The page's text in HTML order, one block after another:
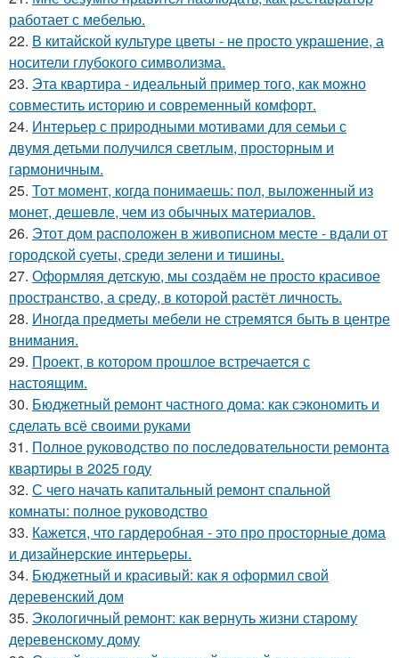
работает с мебелью.
22. В китайской культуре цветы - не просто украшение, а
носители глубокого символизма.
23. Эта квартира - идеальный пример того, как можно
совместить историю и современный комфорт.
24. Интерьер с природными мотивами для семьи с
двумя детьми получился светлым, просторным и
гармоничным.
25. Тот момент, когда понимаешь: пол, выложенный из
монет, дешевле, чем из обычных материалов.
26. Этот дом расположен в живописном месте - вдали от
городской суеты, среди зелени и тишины.
27. Оформляя детскую, мы создаём не просто красивое
пространство, а среду, в которой растёт личность.
28. Иногда предметы мебели не стремятся быть в центре
внимания.
29. Проект, в котором прошлое встречается с
настоящим.
30. Бюджетный ремонт частного дома: как сэкономить и
сделать всё своими руками
31. Полное руководство по последовательности ремонта
квартиры в 2025 году
32. С чего начать капитальный ремонт спальной
комнаты: полное руководство
33. Кажется, что гардеробная - это про просторные дома
и дизайнерские интерьеры.
34. Бюджетный и красивый: как я оформил свой
деревенский дом
35. Экологичный ремонт: как вернуть жизни старому
деревенскому дому